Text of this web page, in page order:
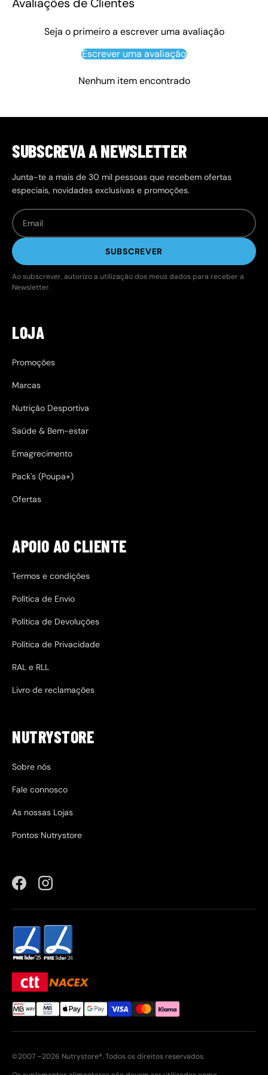
Seja o primeiro a escrever uma avaliação
Escrever uma avaliação
Nenhum item encontrado
SUBSCREVA A NEWSLETTER
Junta-te a mais de 30 mil pessoas que recebem ofertas
especiais, novidades exclusivas e promoções.
SUBSCREVER
Ao subscrever, autorizo a utilização dos meus dados para receber a
Newsletter.
LOJA
Promoções
Marcas
Nutrição Desportiva
Saúde & Bem-estar
Emagrecimento
Pack's (Poupa+)
Ofertas
APOIO AO CLIENTE
Termos e condições
Política de Envio
Política de Devoluções
Política de Privacidade
RAL e RLL
Livro de reclamações
NUTRYSTORE
Sobre nós
Fale connosco
As nossas Lojas
Pontos Nutrystore
FacebookInstagram
©2007 –2026 Nutrystore®. Todos os direitos reservados.